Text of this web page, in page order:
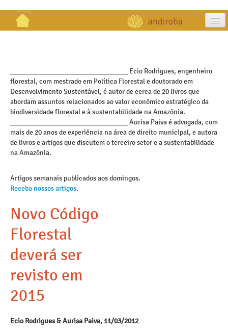
publicações
galeria
contato
_________________________________ Ecio Rodrigues, engenheiro
florestal, com mestrado em Política Florestal e doutorado em
Desenvolvimento Sustentável, é autor de cerca de 20 livros que
abordam assuntos relacionados ao valor econômico estratégico da
biodiversidade florestal e à sustentabilidade na Amazônia.
_________________________________ Aurisa Paiva é advogada, com
mais de 20 anos de experiência na área de direito municipal, e autora
de livros e artigos que discutem o terceiro setor e a sustentabilidade
na Amazônia.
Artigos semanais publicados aos domingos.
Receba nossos artigos.
Novo Código
Florestal
deverá ser
revisto em
2015
Ecio Rodrigues & Aurisa Paiva, 11/03/2012